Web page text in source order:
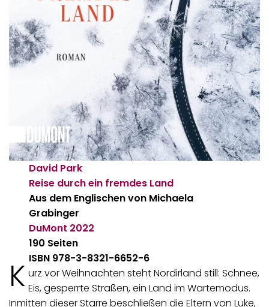
David Park
Reise durch ein fremdes Land
Aus dem Englischen von Michaela
Grabinger
DuMont 2022
190 Seiten
ISBN 978-3-8321-6652-6
K urz vor Weihnachten steht Nordirland still: Schnee,
Eis, gesperrte Straßen, ein Land im Wartemodus.
Inmitten dieser Starre beschließen die Eltern von Luke,